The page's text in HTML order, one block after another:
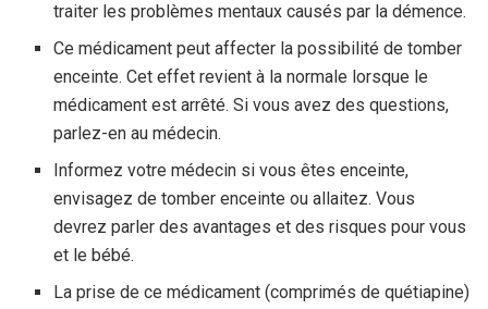
traiter les problèmes mentaux causés par la démence.
Ce médicament peut affecter la possibilité de tomber
enceinte. Cet effet revient à la normale lorsque le
médicament est arrêté. Si vous avez des questions,
parlez-en au médecin.
Informez votre médecin si vous êtes enceinte,
envisagez de tomber enceinte ou allaitez. Vous
devrez parler des avantages et des risques pour vous
et le bébé.
La prise de ce médicament (comprimés de quétiapine)